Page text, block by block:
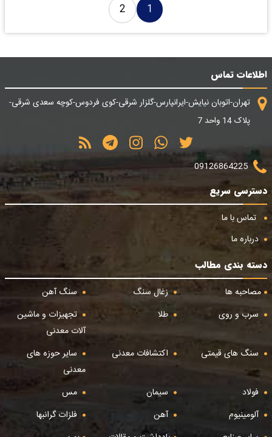
1
2
اطلاعات تماس
تهران-اتوبان نیایش-ایرانپارس-گلزار شرقی-کوی فردوس-کوچه سعدی شرقی-
پلاک 14 واحد 7
09126864225
دسترسی سریع
تماس با ما
درباره ما
دسته بندی مطالب
مصاحبه ها
زغال سنگ
سنگ آهن
سرب و روی
طلا
تجهیزات و ماشین
آلات معدنی
سنگ های قیمتی
اکتشافات معدنی
سایر حوزه های
معدنی
فولاد
سیمان
مس
آلومینیوم
آهن
فلزات گرانبها